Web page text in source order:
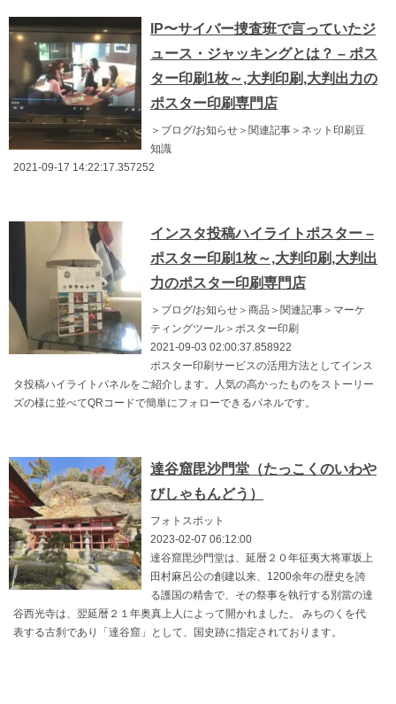
IP〜サイバー捜査班で言っていたジ
ュース・ジャッキングとは？ – ポス
ター印刷1枚～,大判印刷,大判出力の
ポスター印刷専門店
＞ブログ/お知らせ＞関連記事＞ネット印刷豆
知識
2021-09-17 14:22:17.357252
インスタ投稿ハイライトポスター –
ポスター印刷1枚～,大判印刷,大判出
力のポスター印刷専門店
＞ブログ/お知らせ＞商品＞関連記事＞マーケ
ティングツール＞ポスター印刷
2021-09-03 02:00:37.858922
ポスター印刷サービスの活用方法としてインス
タ投稿ハイライトパネルをご紹介します。人気の高かったものをストーリー
ズの様に並べてQRコードで簡単にフォローできるパネルです。
達谷窟毘沙門堂（たっこくのいわや
びしゃもんどう）
フォトスポット
2023-02-07 06:12:00
達谷窟毘沙門堂は、延暦２０年征夷大将軍坂上
田村麻呂公の創建以来、1200余年の歴史を誇
る護国の精舎で、その祭事を執行する別當の達
谷西光寺は、翌延暦２１年奥真上人によって開かれました。 みちのくを代
表する古刹であり「達谷窟」として、国史跡に指定されております。